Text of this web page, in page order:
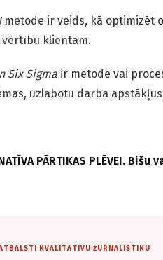
metode ir veids, kā optimizēt
klientam.
Six Sigma ir metode vai
uzlabotu darba
PĀRTIKAS PLĒVEI. Bišu
KVALITATĪVU ŽURNĀLISTIKU